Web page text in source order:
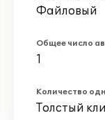
Файловый
Общее число
1
Количество
Толстый